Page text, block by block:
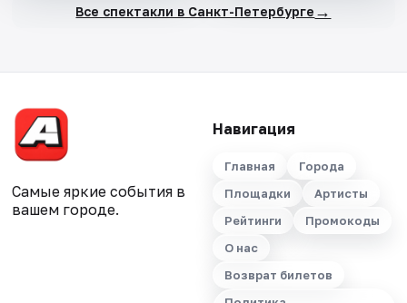
Все спектакли в Санкт-Петербурге →
Самые яркие события в
вашем городе.
Навигация
Главная
Города
Площадки
Артисты
Рейтинги
Промокоды
О нас
Возврат билетов